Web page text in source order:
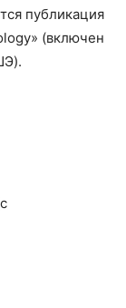
публикация
(включен